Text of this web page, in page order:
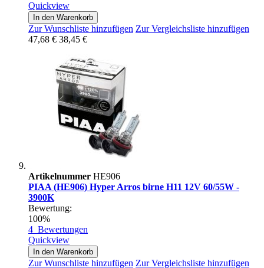
Quickview
In den Warenkorb
Zur Wunschliste hinzufügen Zur Vergleichsliste hinzufügen
47,68 € 38,45 €
Artikelnummer HE906
PIAA (HE906) Hyper Arros birne H11 12V 60/55W -
3900K
Bewertung:
100%
4 Bewertungen
Quickview
In den Warenkorb
Zur Wunschliste hinzufügen Zur Vergleichsliste hinzufügen